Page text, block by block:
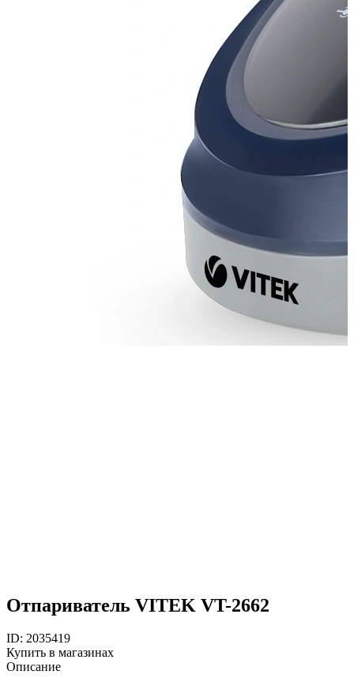
Отпариватель VITEK VT-2662
ID: 2035419
Купить в магазинах
Описание